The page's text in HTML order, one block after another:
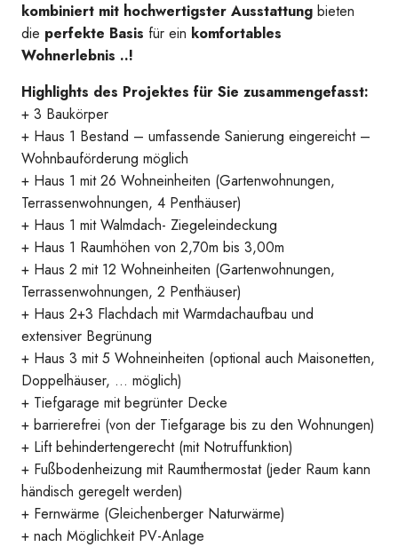
Master_Haus_1
Master_HP_1
kombiniert mit hochwertigster Ausstattung bieten
die perfekte Basis für ein komfortables
Wohnerlebnis ..!
Highlights des Projektes für Sie zusammengefasst:
+ 3 Baukörper
+ Haus 1 Bestand – umfassende Sanierung eingereicht –
Wohnbauförderung möglich
+ Haus 1 mit 26 Wohneinheiten (Gartenwohnungen,
Terrassenwohnungen, 4 Penthäuser)
+ Haus 1 mit Walmdach- Ziegeleindeckung
+ Haus 1 Raumhöhen von 2,70m bis 3,00m
+ Haus 2 mit 12 Wohneinheiten (Gartenwohnungen,
Terrassenwohnungen, 2 Penthäuser)
+ Haus 2+3 Flachdach mit Warmdachaufbau und
extensiver Begrünung
+ Haus 3 mit 5 Wohneinheiten (optional auch Maisonetten,
Doppelhäuser, … möglich)
+ Tiefgarage mit begrünter Decke
+ barrierefrei (von der Tiefgarage bis zu den Wohnungen)
+ Lift behindertengerecht (mit Notruffunktion)
+ Fußbodenheizung mit Raumthermostat (jeder Raum kann
händisch geregelt werden)
+ Fernwärme (Gleichenberger Naturwärme)
+ nach Möglichkeit PV-Anlage